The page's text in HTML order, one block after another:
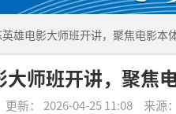
英雄电影大师班开讲，聚焦电影本
大师班开讲，聚焦
更新： 2026-04-25 11:08 来源